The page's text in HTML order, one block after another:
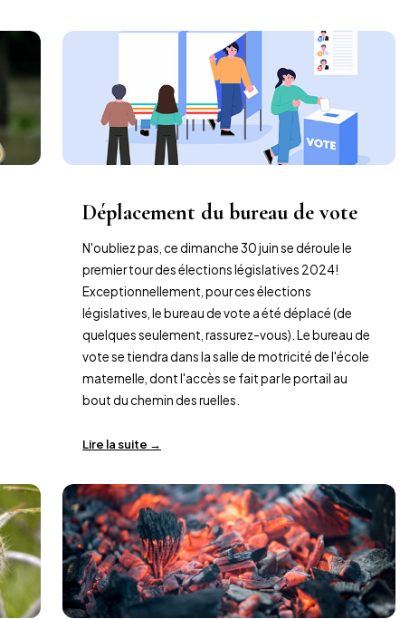
Déplacement du bureau de vote
N'oubliez pas, ce dimanche 30 juin se déroule le
premier tour des élections législatives 2024!
Exceptionnellement, pour ces élections
législatives, le bureau de vote a été déplacé (de
quelques seulement, rassurez-vous). Le bureau de
vote se tiendra dans la salle de motricité de l'école
maternelle, dont l'accès se fait par le portail au
bout du chemin des ruelles.
Lire la suite →